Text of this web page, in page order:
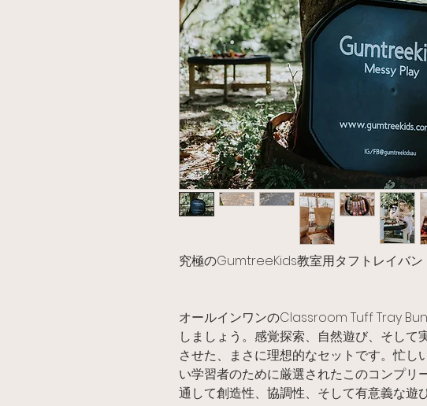
究極のGumtreeKids教室用タフトレイバン
オールインワンのClassroom Tuff Tray
しましょう。感覚探索、自然遊び、そして
させた、まさに理想的なセットです。忙し
い学習者のために厳選されたこのコンプリ
通して創造性、協調性、そして有意義な遊